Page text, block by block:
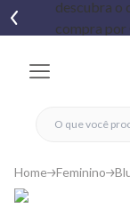
fechar menu
fechar menu
favoritos
Home Feminino